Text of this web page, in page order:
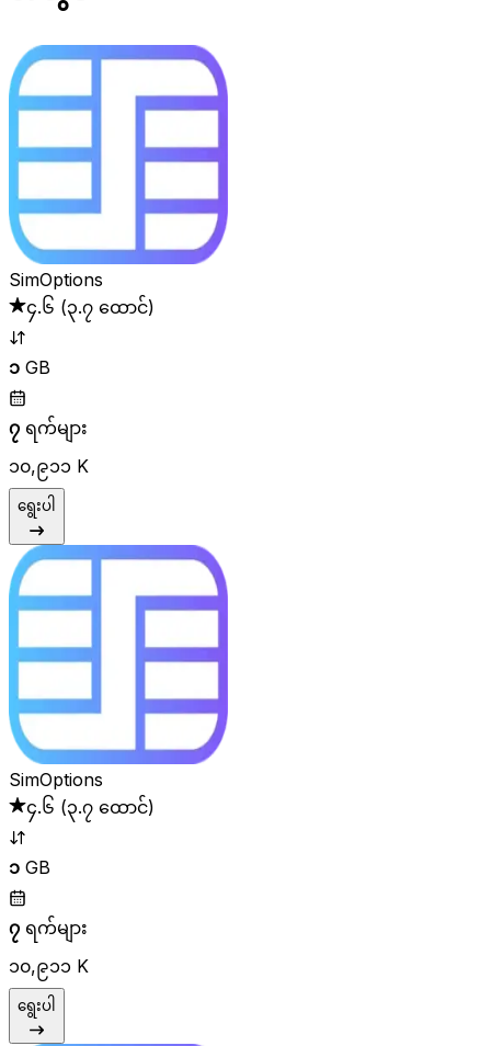
SimOptions
၄.၆ (၃.၇ ထောင်)
၁ GB
၇ ရက်များ
၁၀,၉၁၁ K
ရွေးပါ
SimOptions
၄.၆ (၃.၇ ထောင်)
၁ GB
၇ ရက်များ
၁၀,၉၁၁ K
ရွေးပါ